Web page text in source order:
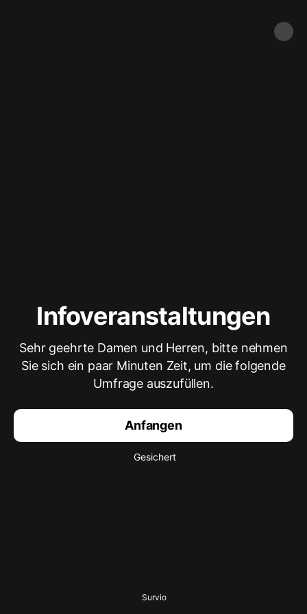
Infoveranstaltungen
Sehr geehrte Damen und Herren, bitte nehmen
Sie sich ein paar Minuten Zeit, um die folgende
Umfrage auszufüllen.
Anfangen
Gesichert
Survio